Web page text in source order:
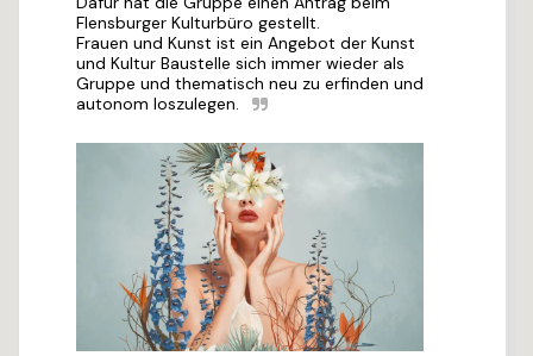
Flensburger Kulturbüro gestellt.
Frauen und Kunst ist ein Angebot der Kunst
und Kultur Baustelle sich immer wieder als
Gruppe und thematisch neu zu erfinden und
autonom loszulegen.